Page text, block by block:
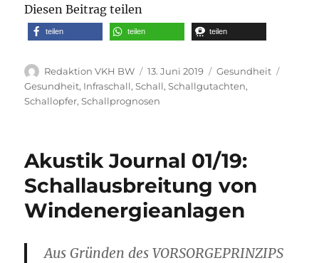
Diesen Beitrag teilen
teilen teilen teilen
Autor
Redaktion VKH BW
Veröffentlicht
am
13. Juni 2019 Kategorien
Gesundheit
Gesundheit, Infraschall,Schall,Schallgutachten,
Schallopfer,Schallprognosen
Akustik Journal 01/19:
Schallausbreitung von
Windenergieanlagen
Aus Gründen des VORSORGEPRINZIPS